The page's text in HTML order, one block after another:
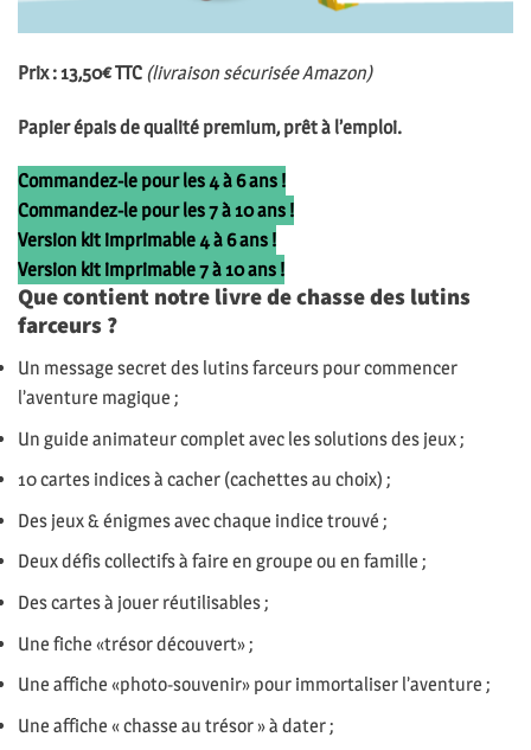
Prix : 13,50€ TTC (livraison sécurisée Amazon)
Papier épais de qualité premium, prêt à l’emploi.
Commandez-le pour les 4 à 6 ans !
Commandez-le pour les 7 à 10 ans !
Version kit imprimable 4 à 6 ans !
Version kit imprimable 7 à 10 ans !
Que contient notre livre de chasse des lutins
farceurs ?
Un message secret des lutins farceurs pour commencer
l’aventure magique ;
Un guide animateur complet avec les solutions des jeux ;
10 cartes indices à cacher (cachettes au choix) ;
Des jeux & énigmes avec chaque indice trouvé ;
Deux défis collectifs à faire en groupe ou en famille ;
Des cartes à jouer réutilisables ;
Une fiche «trésor découvert» ;
Une affiche «photo-souvenir» pour immortaliser l’aventure ;
Une affiche « chasse au trésor » à dater ;